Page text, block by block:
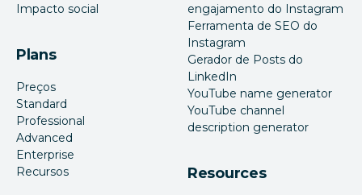
Impacto social
Plans
Preços
Standard
Professional
Advanced
Enterprise
Recursos
engajamento do Instagram
Ferramenta de SEO do
Instagram
Gerador de Posts do
LinkedIn
YouTube name generator
YouTube channel
description generator
Resources